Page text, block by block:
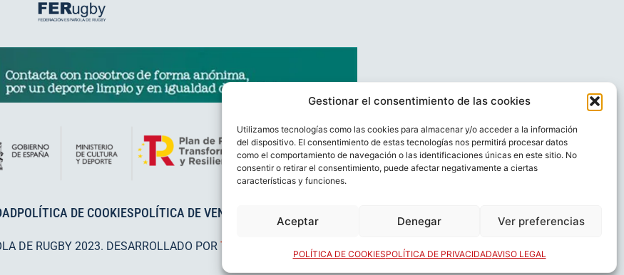
Gestionar el consentimiento de las cookies
Utilizamos tecnologías como las cookies para almacenar y/o acceder a la información
del dispositivo. El consentimiento de estas tecnologías nos permitirá procesar datos
como el comportamiento de navegación o las identificaciones únicas en este sitio. No
consentir o retirar el consentimiento, puede afectar negativamente a ciertas
características y funciones.
Aceptar Denegar Ver preferencias
POLÍTICA DE COOKIESPOLÍTICA DE PRIVACIDADAVISO LEGAL
POLÍTICA DE COOKIESPOLÍTICA DE VENTAS
DE RUGBY 2023. DESARROLLADO POR TOOOLS